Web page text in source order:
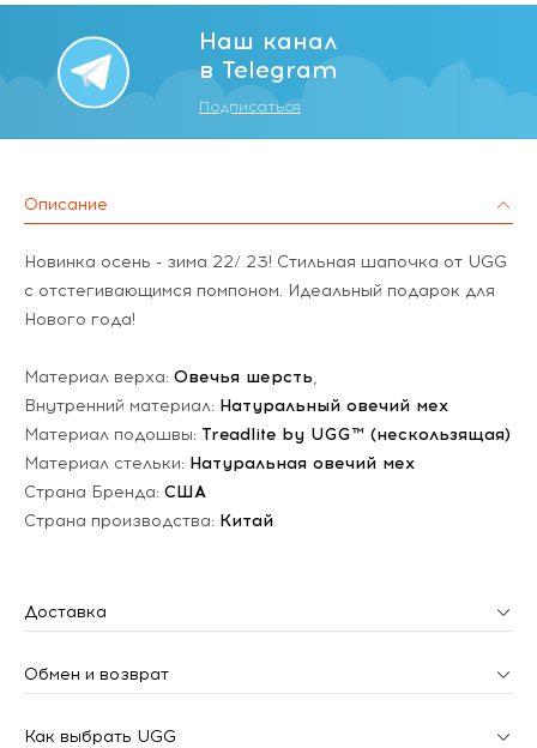
Наш канал
в Telegram
Подписаться
Описание
Новинка осень - зима 22/ 23! Стильная шапочка от UGG
c отстегивающимся помпоном. Идеальный подарок для
Нового года!
Материал верха: Овечья шерсть,
Внутренний материал: Натуральный овечий мех
Материал подошвы: Treadlite by UGG™ (нескользящая)
Материал стельки: Натуральная овечий мех
Страна Бренда: США
Страна производства: Китай
Доставка
Обмен и возврат
Как выбрать UGG